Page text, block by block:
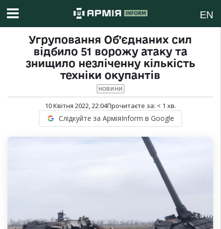
EN
Угруповання Об’єднаних сил
відбило 51 ворожу атаку та
знищило незліченну кількість
техніки окупантів
НОВИНИ
10 Квітня 2022, 22:04Прочитаєте за: < 1 хв.
Слідкуйте за АрміяInform в Google